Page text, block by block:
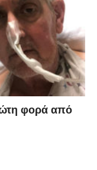
φορά από